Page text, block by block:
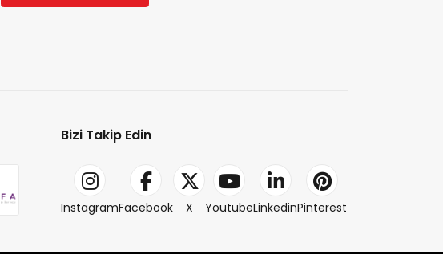
Bizi Takip Edin
InstagramFacebook X YoutubeLinkedinPinterest